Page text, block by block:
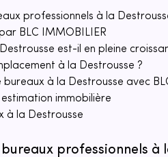
professionnels à la
BLC IMMOBILIER
est-il en pleine
à la Destrousse ?
à la Destrousse avec
estimation immobilière
à la Destrousse
professionnels à